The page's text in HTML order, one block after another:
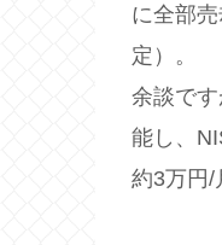
に全部
定）。
余談で
能し、
約3万円/